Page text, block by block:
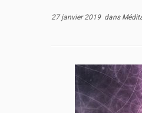
27 janvier 2019dans